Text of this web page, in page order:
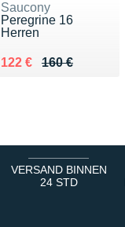
Saucony
Peregrine 16
Herren
160 €
Au lieu de 160 €
122 €
Vendu 122 €
VERSAND BINNEN
24 STD